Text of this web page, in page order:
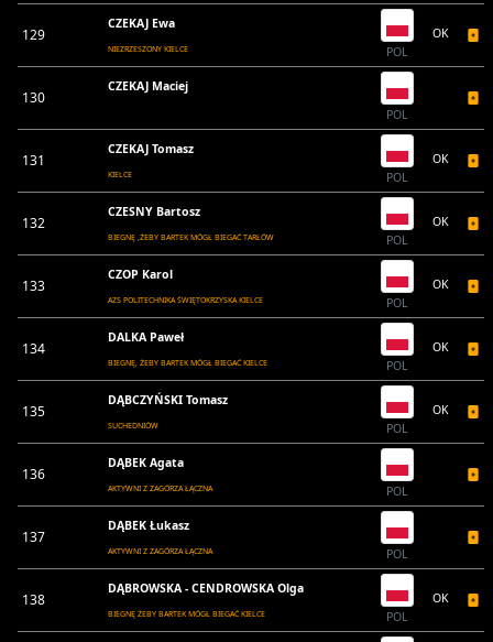
129
CZEKAJ Ewa
NIEZRZESZONY KIELCE POL
OK
130
CZEKAJ Maciej
POL
131
CZEKAJ Tomasz
KIELCE POL
OK
132
CZESNY Bartosz
BIEGNĘ ,ŻEBY BARTEK MÓGŁ BIEGAĆ TARŁÓW POL
OK
133
CZOP Karol
AZS POLITECHNIKA ŚWIĘTOKRZYSKA KIELCE POL
OK
134
DALKA Paweł
BIEGNĘ, ŻEBY BARTEK MÓGŁ BIEGAĆ KIELCE POL
OK
135
DĄBCZYŃSKI Tomasz
SUCHEDNIÓW POL
OK
136
DĄBEK Agata
AKTYWNI Z ZAGÓRZA ŁĄCZNA POL
137
DĄBEK Łukasz
AKTYWNI Z ZAGÓRZA ŁĄCZNA POL
138
DĄBROWSKA - CENDROWSKA Olga
BIEGNĘ ŻEBY BARTEK MÓGŁ BIEGAĆ KIELCE POL
OK